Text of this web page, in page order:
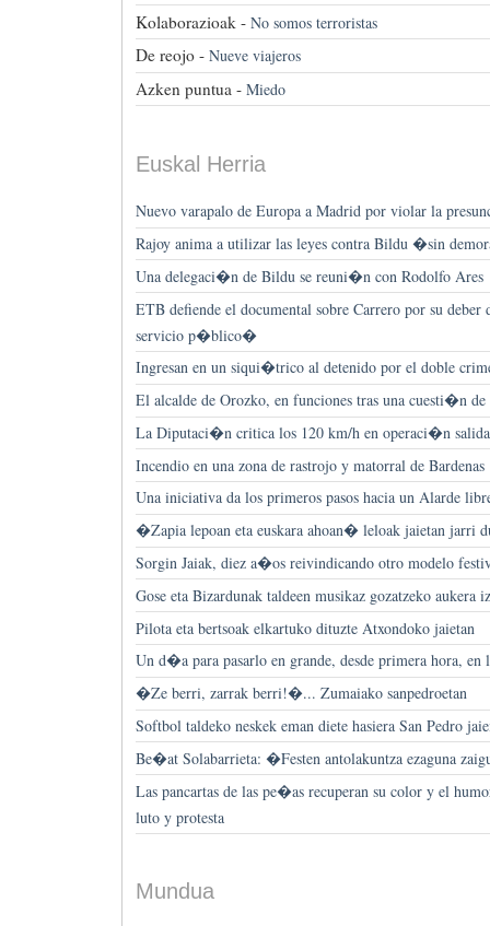
Kolaborazioak - No somos terroristas
De reojo - Nueve viajeros
Azken puntua - Miedo
Euskal Herria
Nuevo varapalo de Europa a Madrid por violar la
Rajoy anima a utilizar las leyes contra Bildu �sin
Una delegaci�n de Bildu se reuni�n con Rodolfo Ares
ETB defiende el documental sobre Carrero por su
servicio p�blico�
Ingresan en un siqui�trico al detenido por el doble
El alcalde de Orozko, en funciones tras una cuesti�n de
La Diputaci�n critica los 120 km/h en operaci�n salida
Incendio en una zona de rastrojo y matorral de Bardenas
Una iniciativa da los primeros pasos hacia un Alarde
�Zapia lepoan eta euskara ahoan� leloak jaietan jarri
Sorgin Jaiak, diez a�os reivindicando otro modelo
Gose eta Bizardunak taldeen musikaz gozatzeko aukera
Pilota eta bertsoak elkartuko dituzte Atxondoko jaietan
Un d�a para pasarlo en grande, desde primera hora, en
�Ze berri, zarrak berri!�... Zumaiako sanpedroetan
Softbol taldeko neskek eman diete hasiera San Pedro
Be�at Solabarrieta: �Festen antolakuntza ezaguna
Las pancartas de las pe�as recuperan su color y el
luto y protesta
Mundua